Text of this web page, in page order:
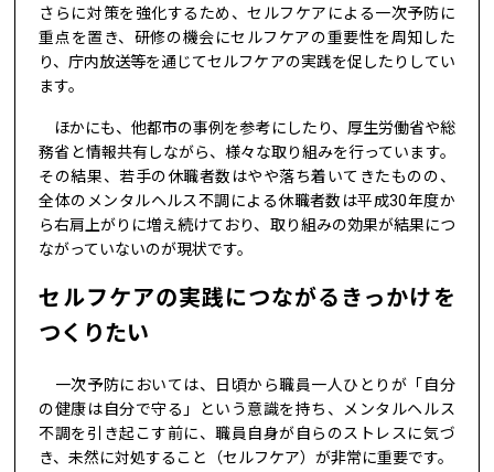
さらに対策を強化するため、セルフケアによる一次予防に
重点を置き、研修の機会にセルフケアの重要性を周知した
り、庁内放送等を通じてセルフケアの実践を促したりしてい
ます。
ほかにも、他都市の事例を参考にしたり、厚生労働省や総
務省と情報共有しながら、様々な取り組みを行っています。
その結果、若手の休職者数はやや落ち着いてきたものの、
全体のメンタルヘルス不調による休職者数は平成30年度か
ら右肩上がりに増え続けており、取り組みの効果が結果につ
ながっていないのが現状です。
セルフケアの実践につながるきっかけを
つくりたい
一次予防においては、日頃から職員一人ひとりが「自分
の健康は自分で守る」という意識を持ち、メンタルヘルス
不調を引き起こす前に、職員自身が自らのストレスに気づ
き、未然に対処すること（セルフケア）が非常に重要です。